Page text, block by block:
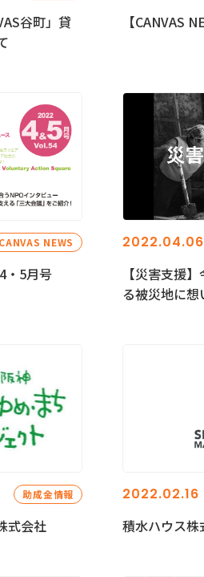
谷町」貸
【CANVAS
NEWS
・5月号
2022.04.06
【災害支援
る被災地に
助成金情報
式会社
2022.02.16
積水ハウス株